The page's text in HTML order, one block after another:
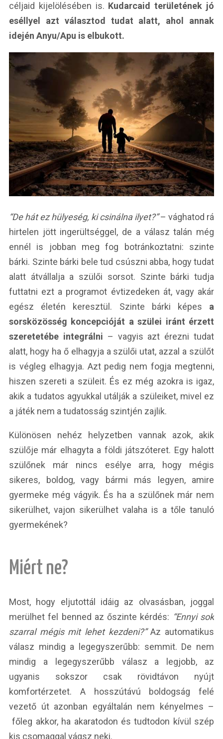
céljaid kijelölésében is. Kudarcaid területének jó
eséllyel azt választod tudat alatt, ahol annak
idején Anyu/Apu is elbukott.
“De hát ez hülyeség, ki csinálna ilyet?”– vághatod rá
hirtelen jött ingerültséggel, de a válasz talán még
ennél is jobban meg fog botránkoztatni: szinte
bárki. Szinte bárki bele tud csúszni abba, hogy tudat
alatt átvállalja a szülői sorsot. Szinte bárki tudja
futtatni ezt a programot évtizedeken át, vagy akár
egész életén keresztül. Szinte bárki képes a
sorsközösség koncepcióját a szülei iránt érzett
szeretetébe integrálni – vagyis azt érezni tudat
alatt, hogy ha ő elhagyja a szülői utat, azzal a szülőt
is végleg elhagyja. Azt pedig nem fogja megtenni,
hiszen szereti a szüleit. És ez még azokra is igaz,
akik a tudatos agyukkal utálják a szüleiket, mivel ez
a játék nem a tudatosság szintjén zajlik.
Különösen nehéz helyzetben vannak azok, akik
szülője már elhagyta a földi játszóteret. Egy halott
szülőnek már nincs esélye arra, hogy mégis
sikeres, boldog, vagy bármi más legyen, amire
gyermeke még vágyik. És ha a szülőnek már nem
sikerülhet, vajon sikerülhet valaha is a tőle tanuló
gyermekének?
Miért ne?
Most, hogy eljutottál idáig az olvasásban, joggal
merülhet fel benned az őszinte kérdés: “Ennyi sok
szarral mégis mit lehet kezdeni?”Az automatikus
válasz mindig a legegyszerűbb: semmit. De nem
mindig a legegyszerűbb válasz a legjobb, az
ugyanis sokszor csak rövidtávon nyújt
komfortérzetet. A hosszútávú boldogság felé
vezető út azonban egyáltalán nem kényelmes –
főleg akkor, ha akaratodon és tudtodon kívül szép
kis csomaggal vágsz neki.